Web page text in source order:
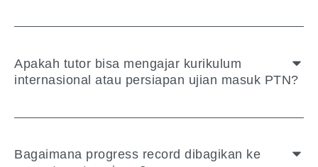
Apakah tutor bisa mengajar kurikulum
internasional atau persiapan ujian masuk PTN?
Bagaimana progress record dibagikan ke